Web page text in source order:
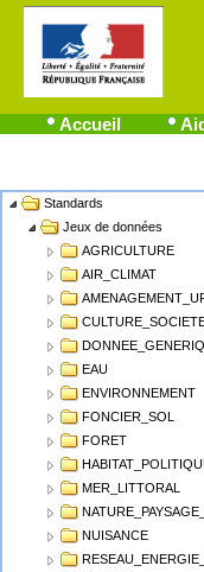
Accueil
Name Standards
Jeux de données
AGRICULTURE
AIR_CLIMAT
EAU
ENVIRONNEMENT
FONCIER_SOL
FORET
MER_LITTORAL
NUISANCE